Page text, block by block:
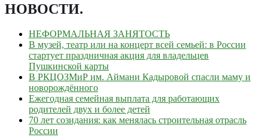
НОВОСТИ.
НЕФОРМАЛЬНАЯ ЗАНЯТОСТЬ
В музей, театр или на концерт всей семьей: в России
стартует праздничная акция для владельцев
Пушкинской карты
В РКЦОЗМиР им. Аймани Кадыровой спасли маму и
новорождённого
Ежегодная семейная выплата для работающих
родителей двух и более детей
70 лет созидания: как менялась строительная отрасль
России